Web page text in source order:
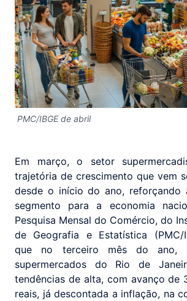
PMC/IBGE de abril
Em março, o setor
trajetória de crescimento que vem
desde o início do ano, reforçando
segmento para a economia
Pesquisa Mensal do Comércio, do
de Geografia e Estatística (PMC/
que no terceiro mês do ano,
supermercados do Rio de
tendências de alta, com avanço de
reais, já descontada a inflação, na